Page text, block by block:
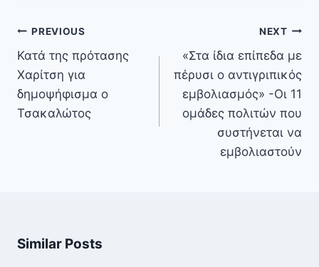
Πλοήγηση
άρθρων
PREVIOUS
Κατά της πρότασης
Χαρίτση για
δημοψήφισμα ο
Τσακαλώτος
NEXT
«Στα ίδια επίπεδα με
πέρυσι ο αντιγριπικός
εμβολιασμός» -Οι 11
ομάδες πολιτών που
συστήνεται να
εμβολιαστούν
Similar Posts